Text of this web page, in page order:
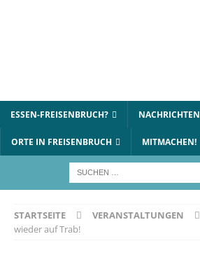
ESSEN-FREISENBRUCH? NACHRICHTEN
ORTE IN FREISENBRUCH MITMACHEN!
STARTSEITE VERANSTALTUNGEN
wieder auf Trab!